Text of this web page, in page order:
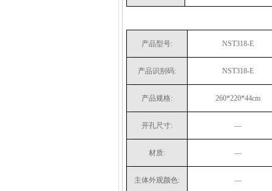
产品型号: NST318-E
产品识别码: NST318-E
产品规格: 260*220*44cm
开孔尺寸: —
材质: —
主体外观颜色: —